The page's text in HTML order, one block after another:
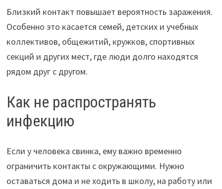
Близкий контакт повышает вероятность заражения.
Особенно это касается семей, детских и учебных
коллективов, общежитий, кружков, спортивных
секций и других мест, где люди долго находятся
рядом друг с другом.
Как не распространять
инфекцию
Если у человека свинка, ему важно временно
ограничить контакты с окружающими. Нужно
оставаться дома и не ходить в школу, на работу или